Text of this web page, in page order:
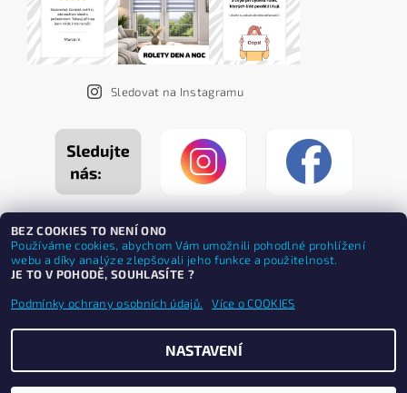
Sledovat na Instagramu
2026 ©ZEBRASHOP®, všechna práva vyhrazenaUpravit nastavení cookies
BEZ COOKIES TO NENÍ ONO
Používáme cookies, abychom Vám umožnili pohodlné prohlížení
webu a díky analýze zlepšovali jeho funkce a použitelnost.
JE TO V POHODĚ, SOUHLASÍTE ?
Podmínky ochrany osobních údajů.
Více o COOKIES
NASTAVENÍ